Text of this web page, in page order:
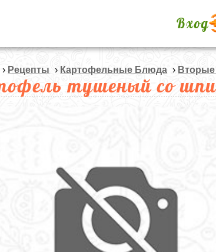
Вход
› Рецепты › Картофельные Блюда ›
тушеный со